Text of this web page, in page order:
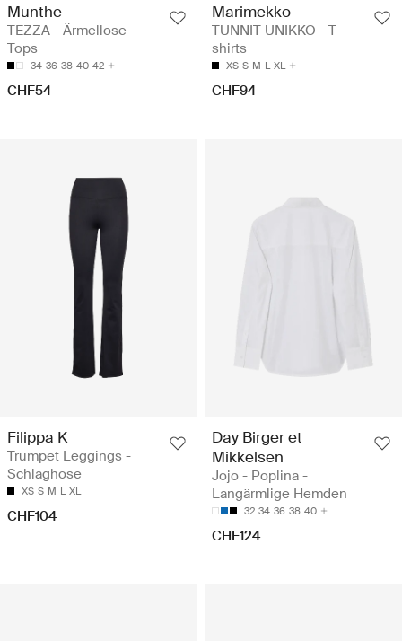
Munthe
TEZZA - Ärmellose
Tops
34 36 38 40 42
CHF54
Marimekko
TUNNIT UNIKKO - T-
shirts
XS S M L XL
CHF94
Filippa K
Trumpet Leggings -
Schlaghose
XS S M L XL
CHF104
Day Birger et
Mikkelsen
Jojo - Poplina -
Langärmlige Hemden
32 34 36 38 40
CHF124